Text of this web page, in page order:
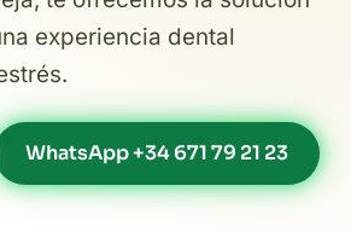
experiencia dental
WhatsApp +34 671 79 21 23